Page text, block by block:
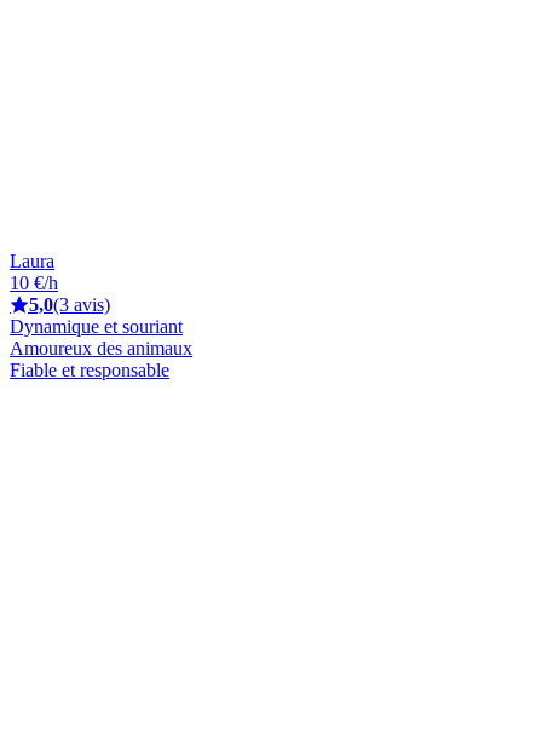
Laura
10 €/h
5,0(3 avis)
Dynamique et souriant
Amoureux des animaux
Fiable et responsable